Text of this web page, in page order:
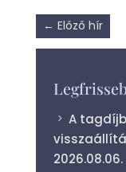
← Előző hír
A
2026.08.06.